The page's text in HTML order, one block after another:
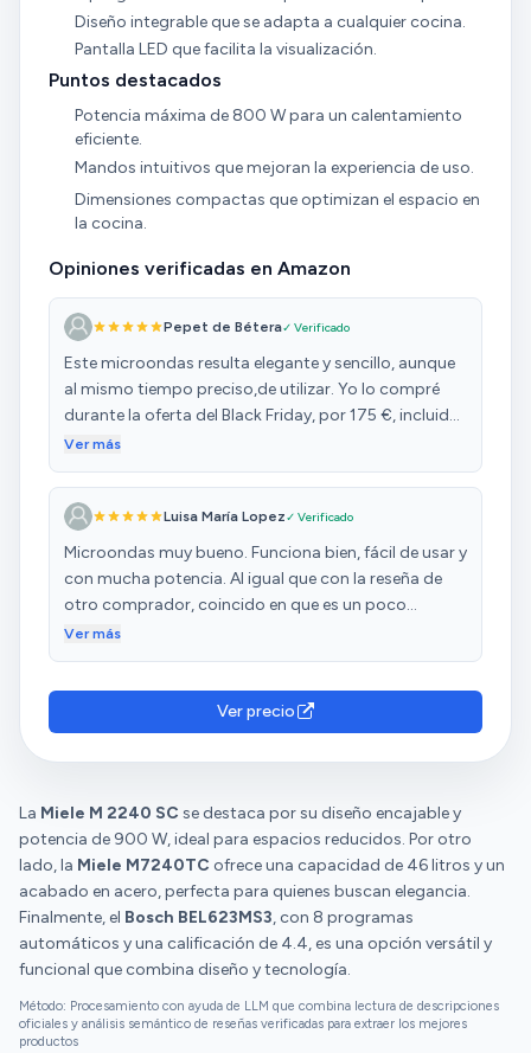
Diseño integrable que se adapta a cualquier cocina.
Pantalla LED que facilita la visualización.
Puntos destacados
Potencia máxima de 800 W para un calentamiento
eficiente.
Mandos intuitivos que mejoran la experiencia de uso.
Dimensiones compactas que optimizan el espacio en
la cocina.
Opiniones verificadas en Amazon
Pepet de Bétera✓ Verificado
Este microondas resulta elegante y sencillo, aunque
al mismo tiempo preciso,de utilizar. Yo lo compré
durante la oferta del Black Friday, por 175 €, incluido
el marco de acero inoxidable, y lo encuentro de una
sencillo, y viene con todo lo necesario para hacerlo:
tornillos, patas y hasta una plantilla para colocar un
ingenioso dispositivo antivuelco. Sustituye a un
microondas Balay, primo hermano suyo, que ha
funcionado durante 21 años. Esperemos que este
Ver más
Luisa María Lopez✓ Verificado
Microondas muy bueno. Funciona bien, fácil de usar y
con mucha potencia. Al igual que con la reseña de
otro comprador, coincido en que es un poco
pesado con los pitidos al terminar, pero si pulsas
desconfigura. Con respecto a mi anterior
microondas le da mil vueltas. Tiene mucha más
potencia y calienta muy rápido. Me ha sorprendido
Tiene una buena relación calidad precio.
Ver más
Ver precio
La Miele M 2240 SC se destaca por su diseño encajable y
potencia de 900 W, ideal para espacios reducidos. Por otro
lado, la Miele M7240TC ofrece una capacidad de 46 litros y un
acabado en acero, perfecta para quienes buscan elegancia.
Finalmente, el Bosch BEL623MS3, con 8 programas
automáticos y una calificación de 4.4, es una opción versátil y
funcional que combina diseño y tecnología.
Método: Procesamiento con ayuda de LLM que combina lectura de descripciones
oficiales y análisis semántico de reseñas verificadas para extraer los mejores
productos